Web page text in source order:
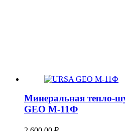
Минеральная тепло-
GEO М-11Ф